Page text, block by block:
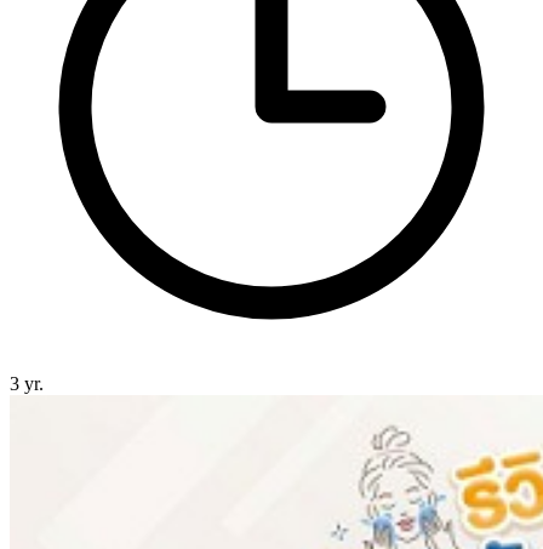
3 yr.